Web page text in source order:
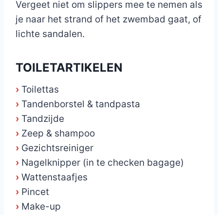
Vergeet niet om slippers mee te nemen als
je naar het strand of het zwembad gaat, of
lichte sandalen.
TOILETARTIKELEN
› Toilettas
› Tandenborstel & tandpasta
› Tandzijde
› Zeep & shampoo
› Gezichtsreiniger
› Nagelknipper (in te checken bagage)
› Wattenstaafjes
› Pincet
› Make-up